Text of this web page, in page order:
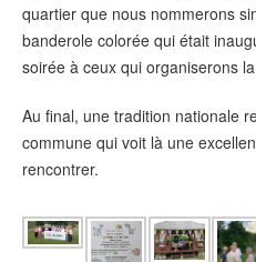
quartier que nous nommerons
banderole colorée qui était
soirée à ceux qui organiserons
Au final, une tradition nationale
commune qui voit là une
rencontrer.